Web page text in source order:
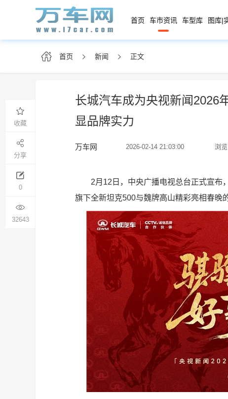
首页 车市资讯 车型库 图库|
首页 新闻 正文
长城汽车成为央视新闻2026
显品牌实力
万车网 2026-02-14 21:03:00 浏览
收藏
分享
0
32643
2月12日，中央广播电视总台正式宣布
旗下全新坦克500与魏牌高山精彩亮相春晚